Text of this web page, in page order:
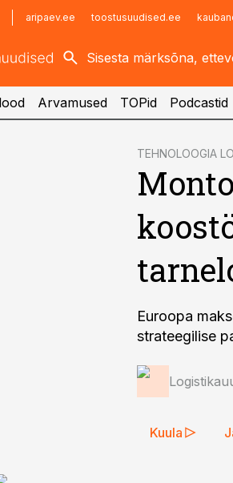
aripaev.ee toostusuudised.ee
imelineajalugu.ee
Arvamused TOPid Podcastid
TEHNOLOOGIA
Euroopa
strateegilise
Kuula